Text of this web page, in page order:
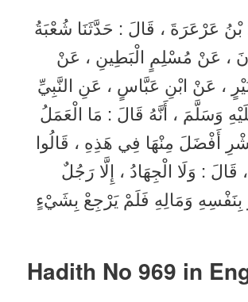
بْنُ عَرْعَرَةَ ، قَالَ : حَدَّثَنَا شُعْبَةُ
، عَنْ مُسْلِمٍ الْبَطِينِ ، عَنْ
، عَنْ ابْنِ عَبَّاسٍ ، عَنِ النَّبِيِّ
وَسَلَّمَ ، أَنَّهُ قَالَ : مَا الْعَمَلُ
أَفْضَلَ مِنْهَا فِي هَذِهِ ، قَالُوا
قَالَ : وَلَا الْجِهَادُ ، إِلَّا رَجُلٌ
وَمَالِهِ فَلَمْ يَرْجِعْ بِشَيْءٍ
Hadith No 969 in